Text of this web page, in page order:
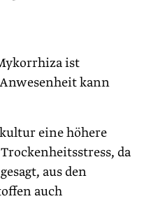
ist
kann
eine höhere
da
aus den
auch